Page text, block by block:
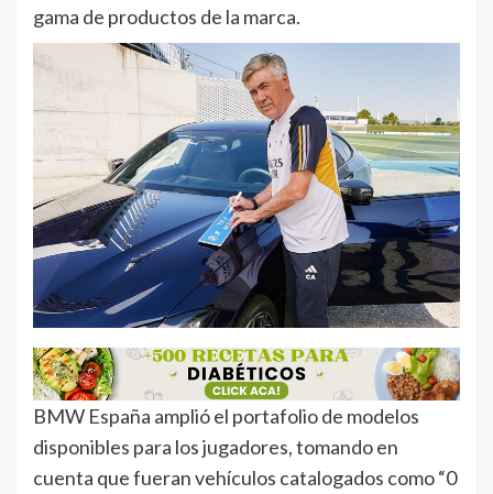
gama de productos de la marca.
BMW España amplió el portafolio de modelos
disponibles para los jugadores, tomando en
cuenta que fueran vehículos catalogados como “0